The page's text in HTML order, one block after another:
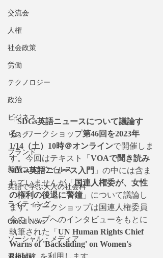
交流会
人権
社会政策
労働
テクノロジー
政治
ビジネス
リスク
ブランド
新型コロナウイルス
英語で学ぶ大人の社会科
ライティング
Global News
ソーシャル・メディア
資格試験
「SDGs英語ニュースについて議論す
る」ワークショップ第46回を2023年
1/14（土）10時＠オンラインで開催しま
す。今回はテキスト「 VOAで聞き読み
SDGs英語ニュース入門 」の中には含ま
れていませんが「 国連人権委が、女性
の権利の後退に警鐘 」について議論し
ます。ワークショップは国連人権委員
会のトップへのインタビューをもとに
執筆された「 UN Human Rights Chief
Warns of 'Backsliding' on Women's
Rights」を利用します。